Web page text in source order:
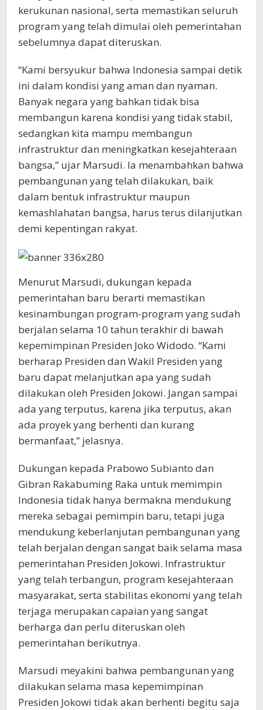
kerukunan nasional, serta memastikan seluruh
program yang telah dimulai oleh pemerintahan
sebelumnya dapat diteruskan.
“Kami bersyukur bahwa Indonesia sampai detik
ini dalam kondisi yang aman dan nyaman.
Banyak negara yang bahkan tidak bisa
membangun karena kondisi yang tidak stabil,
sedangkan kita mampu membangun
infrastruktur dan meningkatkan kesejahteraan
bangsa,” ujar Marsudi. Ia menambahkan bahwa
pembangunan yang telah dilakukan, baik
dalam bentuk infrastruktur maupun
kemashlahatan bangsa, harus terus dilanjutkan
demi kepentingan rakyat.
Menurut Marsudi, dukungan kepada
pemerintahan baru berarti memastikan
kesinambungan program-program yang sudah
berjalan selama 10 tahun terakhir di bawah
kepemimpinan Presiden Joko Widodo. “Kami
berharap Presiden dan Wakil Presiden yang
baru dapat melanjutkan apa yang sudah
dilakukan oleh Presiden Jokowi. Jangan sampai
ada yang terputus, karena jika terputus, akan
ada proyek yang berhenti dan kurang
bermanfaat,” jelasnya.
Dukungan kepada Prabowo Subianto dan
Gibran Rakabuming Raka untuk memimpin
Indonesia tidak hanya bermakna mendukung
mereka sebagai pemimpin baru, tetapi juga
mendukung keberlanjutan pembangunan yang
telah berjalan dengan sangat baik selama masa
pemerintahan Presiden Jokowi. Infrastruktur
yang telah terbangun, program kesejahteraan
masyarakat, serta stabilitas ekonomi yang telah
terjaga merupakan capaian yang sangat
berharga dan perlu diteruskan oleh
pemerintahan berikutnya.
Marsudi meyakini bahwa pembangunan yang
dilakukan selama masa kepemimpinan
Presiden Jokowi tidak akan berhenti begitu saja